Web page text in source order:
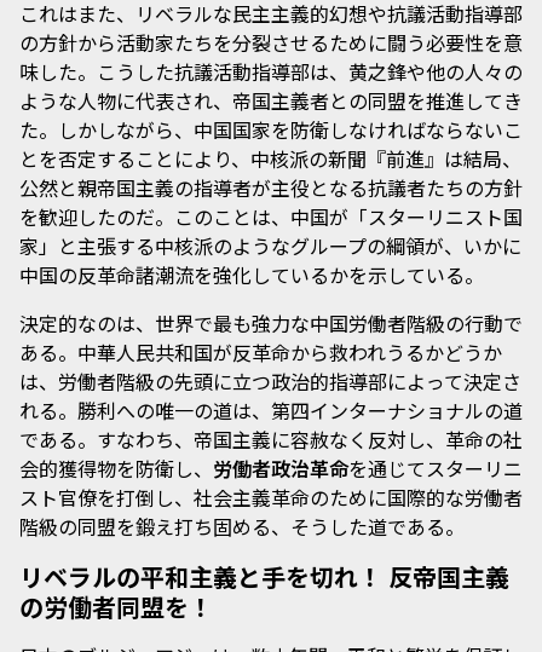
これはまた、リベラルな民主主義的幻想や抗議活動指導部
の方針から活動家たちを分裂させるために闘う必要性を意
味した。こうした抗議活動指導部は、黄之鋒や他の人々の
ような人物に代表され、帝国主義者との同盟を推進してき
た。しかしながら、中国国家を防衛しなければならないこ
とを否定することにより、中核派の新聞『前進』は結局、
公然と親帝国主義の指導者が主役となる抗議者たちの方針
を歓迎したのだ。このことは、中国が「スターリニスト国
家」と主張する中核派のようなグループの綱領が、いかに
中国の反革命諸潮流を強化しているかを示している。
決定的なのは、世界で最も強力な中国労働者階級の行動で
ある。中華人民共和国が反革命から救われうるかどうか
は、労働者階級の先頭に立つ政治的指導部によって決定さ
れる。勝利への唯一の道は、第四インターナショナルの道
である。すなわち、帝国主義に容赦なく反対し、革命の社
会的獲得物を防衛し、 労働者政治革命を通じてスターリニ
スト官僚を打倒し、社会主義革命のために国際的な労働者
階級の同盟を鍛え打ち固める、そうした道である。
リベラルの平和主義と手を切れ！ 反帝国主義
の労働者同盟を！